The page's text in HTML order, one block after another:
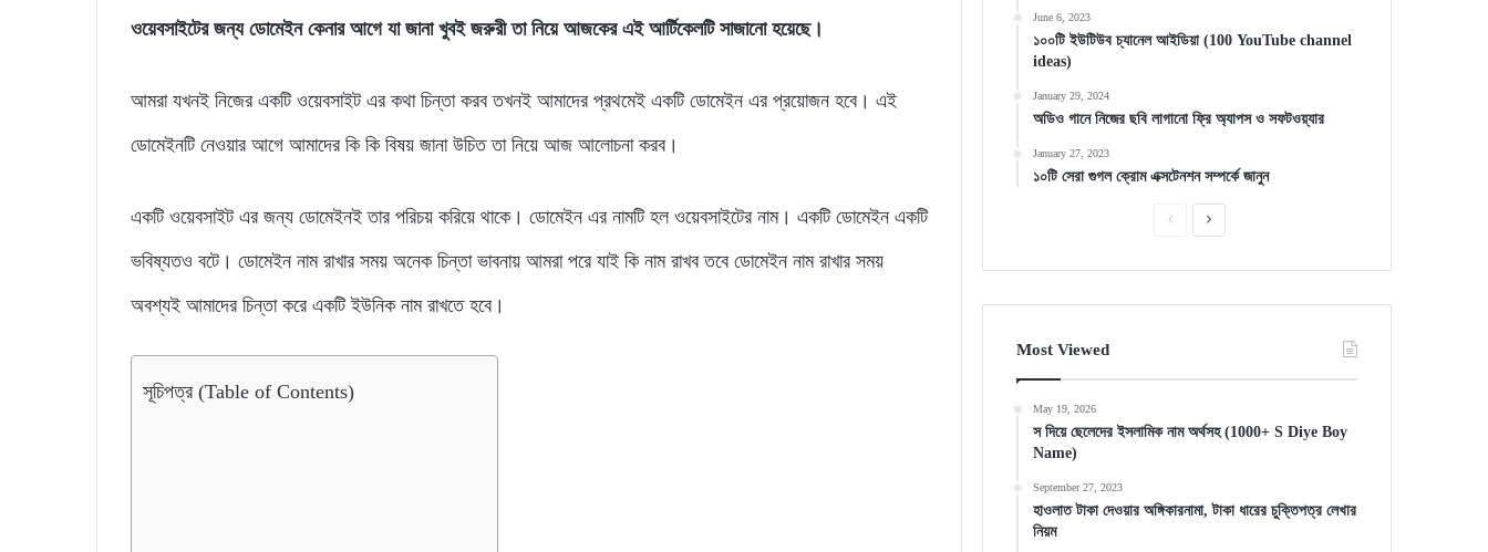
ওয়েবসাইটের জন্য ডোমেইন কেনার আগে যা জানা খুবই জরুরী তা নিয়ে আজকের এই আর্টিকেলটি সাজানো হয়েছে।
আমরা যখনই নিজের একটি ওয়েবসাইট এর কথা চিন্তা করব তখনই আমাদের প্রথমেই একটি ডোমেইন এর প্রয়োজন হবে। এই
ডোমেইনটি নেওয়ার আগে আমাদের কি কি বিষয় জানা উচিত তা নিয়ে আজ আলোচনা করব।
একটি ওয়েবসাইট এর জন্য ডোমেইনই তার পরিচয় করিয়ে থাকে। ডোমেইন এর নামটি হল ওয়েবসাইটের নাম। একটি ডোমেইন একটি
ভবিষ্যতও বটে। ডোমেইন নাম রাখার সময় অনেক চিন্তা ভাবনায় আমরা পরে যাই কি নাম রাখব তবে ডোমেইন নাম রাখার সময়
অবশ্যই আমাদের চিন্তা করে একটি ইউনিক নাম রাখতে হবে।
সূচিপত্র (Table of Contents)
June 6, 2023
১০০টি ইউটিউব চ্যানেল আইডিয়া (100 YouTube channel
ideas)
January 29, 2024
অডিও গানে নিজের ছবি লাগানো ফ্রি অ্যাপস ও সফটওয়্যার
January 27, 2023
১০টি সেরা গুগল ক্রোম এক্সটেনশন সম্পর্কে জানুন
PreviousNext
Most Viewed
May 19, 2026
স দিয়ে ছেলেদের ইসলামিক নাম অর্থসহ (1000+ S Diye Boy
Name)
September 27, 2023
হাওলাত টাকা দেওয়ার অঙ্গিকারনামা, টাকা ধারের চুক্তিপত্র লেখার
নিয়ম